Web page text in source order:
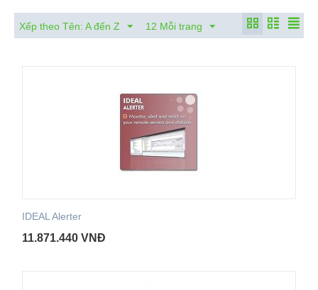
Xếp theo Tên: A đến Z 12 Mỗi trang
IDEAL Alerter
11.871.440 VNĐ